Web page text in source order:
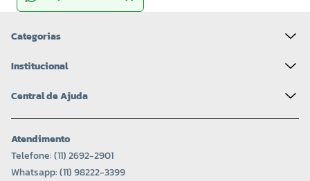
Categorias
Institucional
Central de Ajuda
Atendimento
Telefone: (11) 2692-2901
Whatsapp: (11) 98222-3399